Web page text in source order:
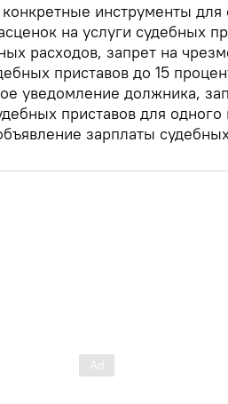
инструменты для
на услуги судебных
расходов, запрет на
приставов до 15
уведомление должника,
приставов для одного
зарплаты